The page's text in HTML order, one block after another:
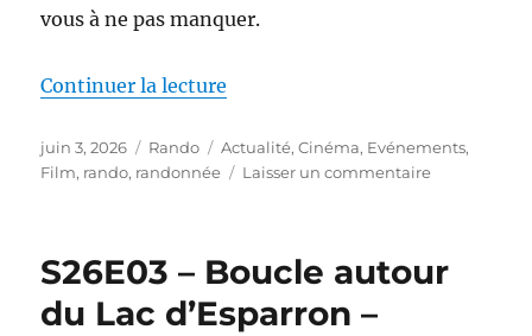
vous à ne pas manquer.
Continuer la lecture
Publié
le
juin 3, 2026 Catégories
Rando Étiquettes
Actualité,Cinéma, Evénements,
Film, rando, randonnée Laisser un commentairesur
mois-
S26E03 – Boucle autour
du Lac d’Esparron –